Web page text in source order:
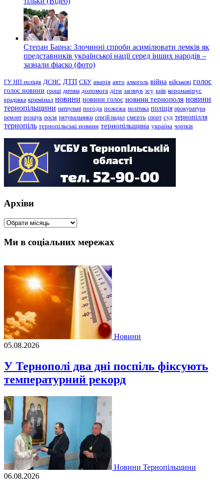
Степан Барна: Злочинні спроби асимілювати лемків як
представників української нації серед інших народів –
зазнали фіаско (фото)
ГУ НП поліція ДСНС ДТП СБУ аварія авто алкоголь війна військові голос
голос новини гроші дитина допомога діти загинув зсу київ коронавірус
крадіжка кримінал новини новини голос новини тернополя новини
тернопільщини патрульні погода пожежа політика поліція прокуратура
ремонт розшук росія рятувальники сергій надал смерть спорт суд тернопілля
тернопіль тернопільські новини тернопільщина україна чортків
Архіви
Архіви
Ми в соціальних мережах
Новини
05.08.2026
У Тернополі два дні поспіль фіксують
температурний рекорд
Новини Тернопільщини
06.08.2026